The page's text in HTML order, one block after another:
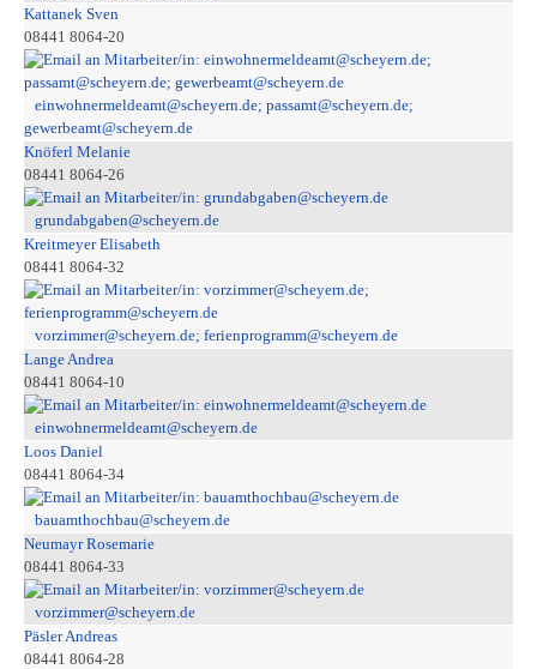
Kattanek Sven
08441 8064-20
einwohnermeldeamt@scheyern.de; passamt@scheyern.de;
gewerbeamt@scheyern.de
Knöferl Melanie
08441 8064-26
grundabgaben@scheyern.de
Kreitmeyer Elisabeth
08441 8064-32
vorzimmer@scheyern.de; ferienprogramm@scheyern.de
Lange Andrea
08441 8064-10
einwohnermeldeamt@scheyern.de
Loos Daniel
08441 8064-34
bauamthochbau@scheyern.de
Neumayr Rosemarie
08441 8064-33
vorzimmer@scheyern.de
Päsler Andreas
08441 8064-28